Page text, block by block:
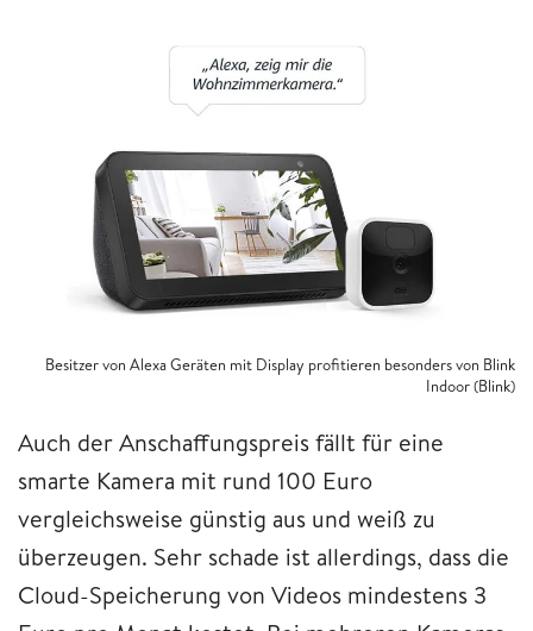
Besitzer von Alexa Geräten mit Display profitieren besonders von Blink
Indoor (Blink)
Auch der Anschaffungspreis fällt für eine
smarte Kamera mit rund 100 Euro
vergleichsweise günstig aus und weiß zu
überzeugen. Sehr schade ist allerdings, dass die
Cloud-Speicherung von Videos mindestens 3